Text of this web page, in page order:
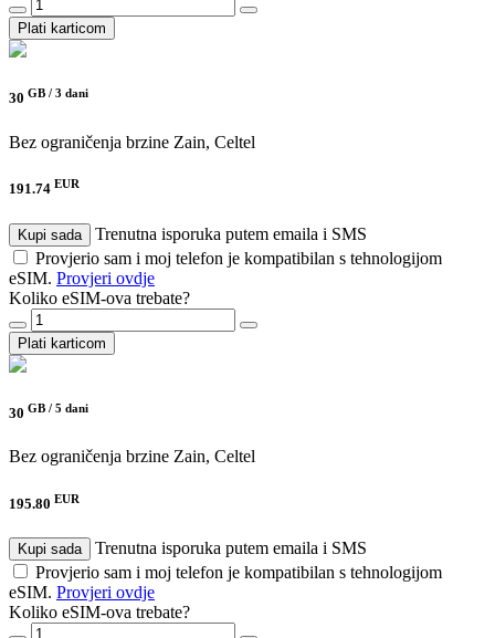
Plati karticom
30 GB / 3 dani
Bez ograničenja brzine Zain, Celtel
191.74 EUR
Kupi sada
Trenutna isporuka putem emaila i SMS
Provjerio sam i moj telefon je kompatibilan s tehnologijom
eSIM. Provjeri ovdje
Koliko eSIM-ova trebate?
Plati karticom
30 GB / 5 dani
Bez ograničenja brzine Zain, Celtel
195.80 EUR
Kupi sada
Trenutna isporuka putem emaila i SMS
Provjerio sam i moj telefon je kompatibilan s tehnologijom
eSIM. Provjeri ovdje
Koliko eSIM-ova trebate?